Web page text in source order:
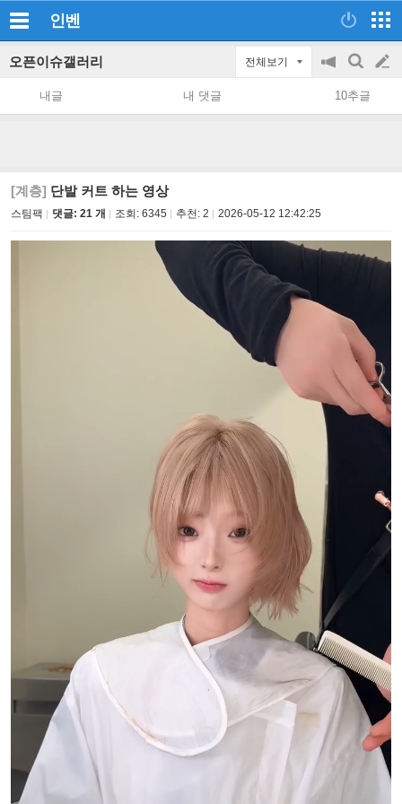
인벤
오픈이슈갤러리 전체보기
공
지
on/off
검
색
글
쓰
내글 내 댓글 10추글
[계층] 단발 커트 하는 영상
스팀팩 댓글: 21 개 조회: 6345 추천: 2 2026-05-12 12:42:25